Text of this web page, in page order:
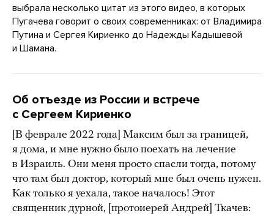
выбрала несколько цитат из этого видео, в которых
Пугачева говорит о своих современниках: от Владимира
Путина и Сергея Кириенко до Надежды Кадышевой
и Шамана.
Об отъезде из России и встрече
с Сергеем Кириенко
[В феврале 2022 года] Максим был за границей,
я дома, и мне нужно было поехать на лечение
в Израиль. Они меня просто спасли тогда, потому
что там был доктор, который мне был очень нужен.
Как только я уехала, такое началось! Этот
священник дурной, [протоиерей Андрей] Ткачев: